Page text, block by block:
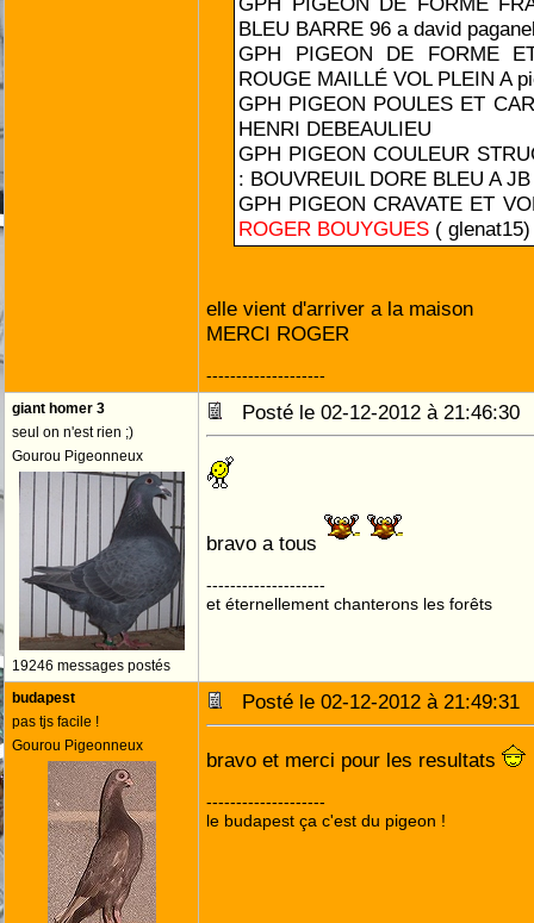
BLEU BARRE 96 a david
GPH PIGEON DE FORME
ROUGE MAILLÉ VOL PLEIN A
GPH PIGEON POULES ET
HENRI DEBEAULIEU
GPH PIGEON COULEUR
: BOUVREUIL DORE BLEU A
GPH PIGEON CRAVATE ET
ROGER BOUYGUES ( glenat15)
elle vient d'arriver a la maison
MERCI ROGER
--------------------
giant homer 3
seul on n'est rien ;)
Gourou Pigeonneux
19246 messages postés
Posté le 02-12-2012 à
bravo a tous
--------------------
et éternellement chanterons les forêts
budapest
pas tjs facile !
Gourou Pigeonneux
Posté le 02-12-2012 à
bravo et merci pour les resultats
--------------------
le budapest ça c'est du pigeon !